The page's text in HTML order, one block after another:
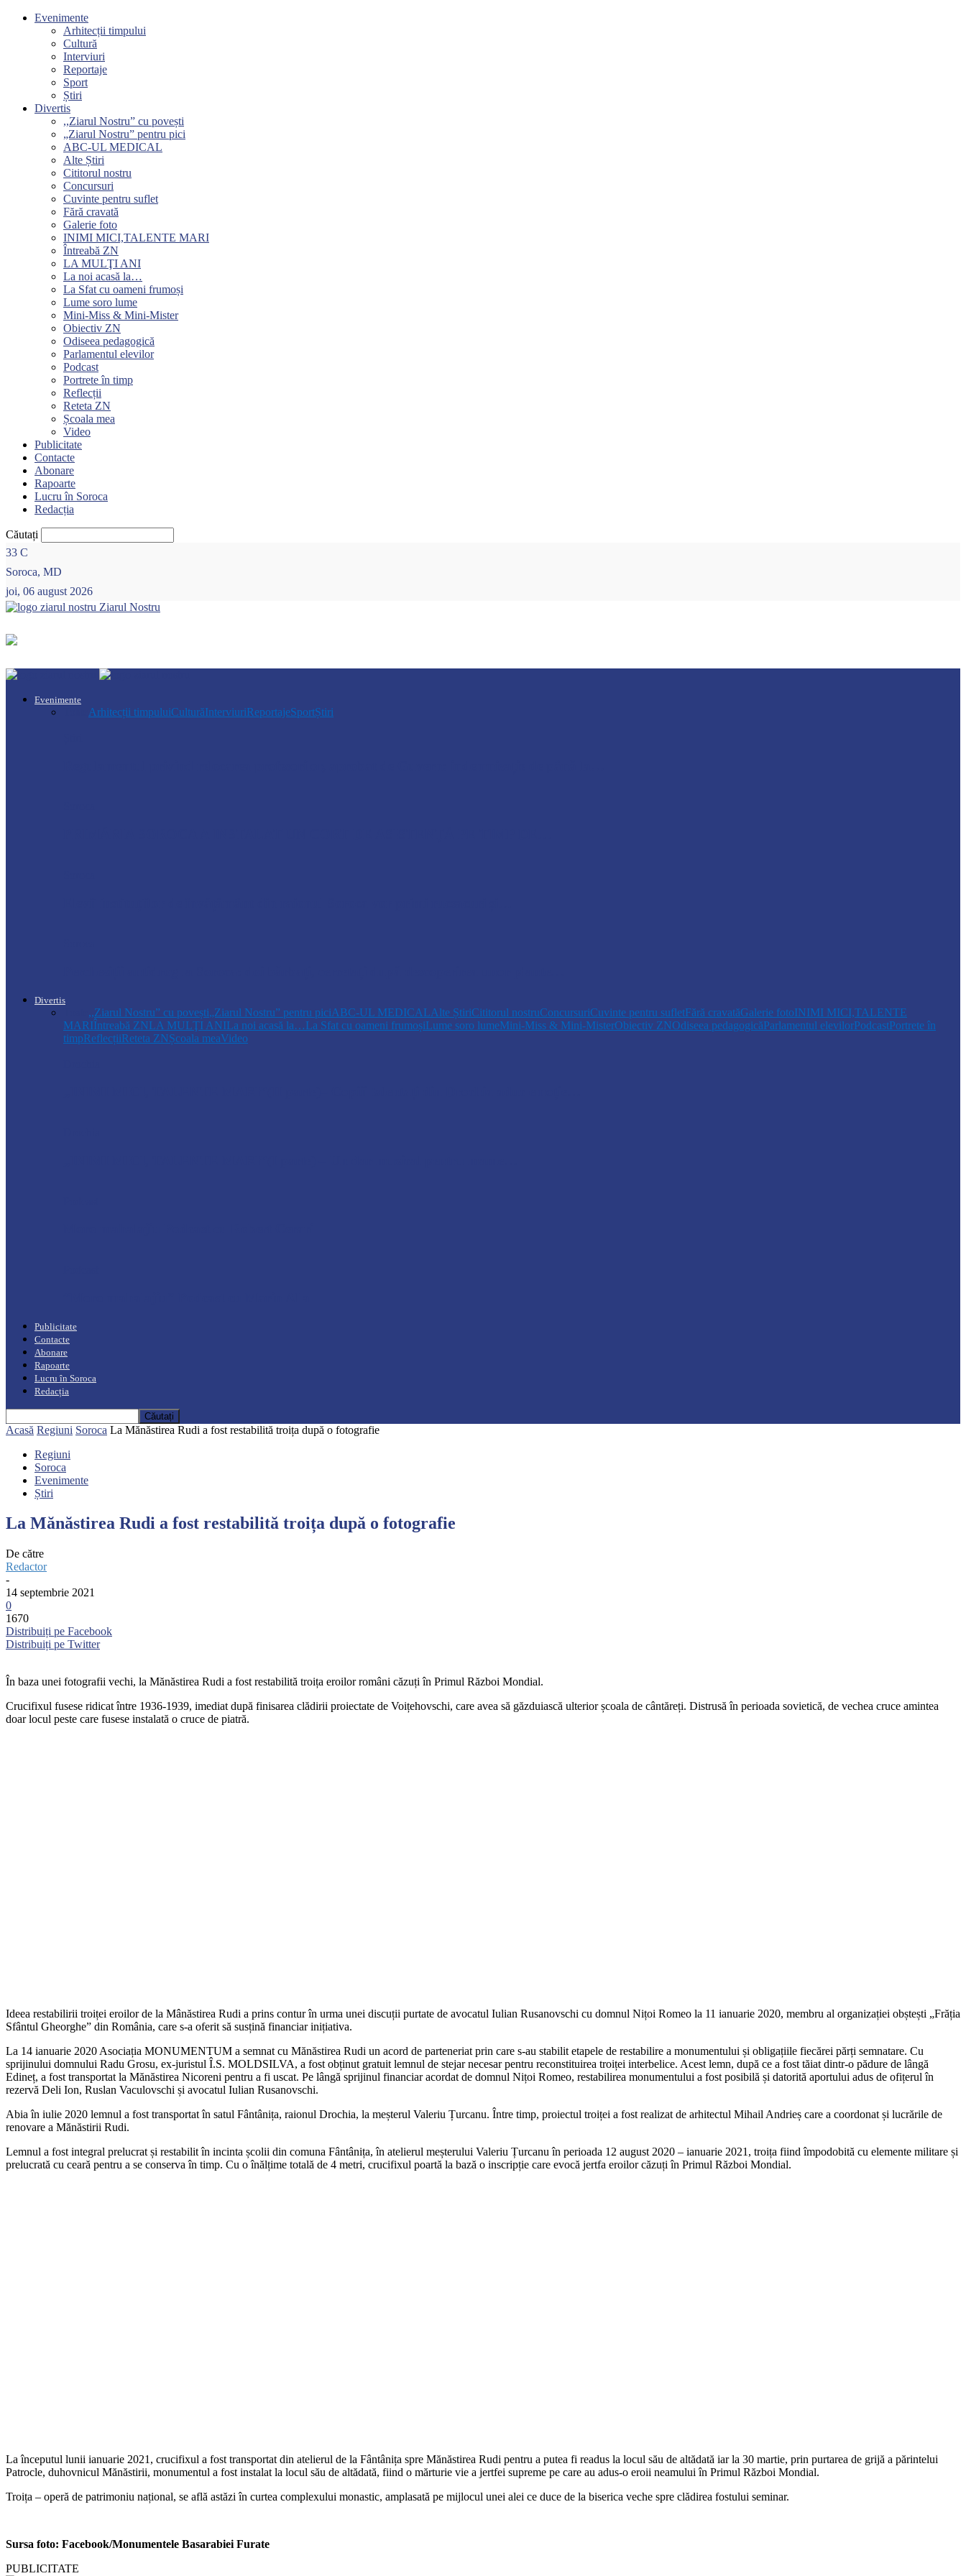
Evenimente
Arhitecții timpului
Cultură
Interviuri
Reportaje
Sport
Știri
Divertis
,,Ziarul Nostru” cu povești
„Ziarul Nostru” pentru pici
ABC-UL MEDICAL
Alte Știri
Cititorul nostru
Concursuri
Cuvinte pentru suflet
Fără cravată
Galerie foto
INIMI MICI,TALENTE MARI
Întreabă ZN
LA MULŢI ANI
La noi acasă la…
La Sfat cu oameni frumoși
Lume soro lume
Mini-Miss & Mini-Mister
Obiectiv ZN
Odiseea pedagogică
Parlamentul elevilor
Podcast
Portrete în timp
Reflecții
Reteta ZN
Școala mea
Video
Publicitate
Contacte
Abonare
Rapoarte
Lucru în Soroca
Redacția
Căutați
33 C
Soroca, MD
joi, 06 august 2026
Ziarul Nostru
Evenimente
Arhitecții timpuluiCulturăInterviuriReportajeSportȘtiri
Divertis
,,Ziarul Nostru” cu povești„Ziarul Nostru” pentru piciABC-UL MEDICALAlte ȘtiriCititorul nostruConcursuriCuvinte pentru sufletFără cravatăGalerie fotoINIMI MICI,TALENTE
MARIÎntreabă ZNLA MULŢI ANILa noi acasă la…La Sfat cu oameni frumoșiLume soro lumeMini-Miss & Mini-MisterObiectiv ZNOdiseea pedagogicăParlamentul elevilorPodcastPortrete în
timpReflecțiiReteta ZNȘcoala meaVideo
Publicitate
Contacte
Abonare
Rapoarte
Lucru în Soroca
Redacția
Acasă Regiuni Soroca La Mănăstirea Rudi a fost restabilită troița după o fotografie
Regiuni
Soroca
Evenimente
Știri
La Mănăstirea Rudi a fost restabilită troița după o fotografie
De către
Redactor
-
14 septembrie 2021
0
1670
Distribuiți pe Facebook
Distribuiți pe Twitter
În baza unei fotografii vechi, la Mănăstirea Rudi a fost restabilită troița eroilor români căzuți în Primul Război Mondial.
Crucifixul fusese ridicat între 1936-1939, imediat după finisarea clădirii proiectate de Voițehovschi, care avea să găzduiască ulterior școala de cântăreți. Distrusă în perioada sovietică, de vechea cruce amintea
doar locul peste care fusese instalată o cruce de piatră.
Ideea restabilirii troiței eroilor de la Mânăstirea Rudi a prins contur în urma unei discuții purtate de avocatul Iulian Rusanovschi cu domnul Nițoi Romeo la 11 ianuarie 2020, membru al organizației obștești „Frăția
Sfântul Gheorghe” din România, care s-a oferit să susțină financiar inițiativa.
La 14 ianuarie 2020 Asociația MONUMENTUM a semnat cu Mănăstirea Rudi un acord de parteneriat prin care s-au stabilit etapele de restabilire a monumentului și obligațiile fiecărei părți semnatare. Cu
sprijinului domnului Radu Grosu, ex-juristul Î.S. MOLDSILVA, a fost obținut gratuit lemnul de stejar necesar pentru reconstituirea troiței interbelice. Acest lemn, după ce a fost tăiat dintr-o pădure de lângă
Edineț, a fost transportat la Mănăstirea Nicoreni pentru a fi uscat. Pe lângă sprijinul financiar acordat de domnul Nițoi Romeo, restabilirea monumentului a fost posibilă și datorită aportului adus de ofițerul în
rezervă Deli Ion, Ruslan Vaculovschi și avocatul Iulian Rusanovschi.
Abia în iulie 2020 lemnul a fost transportat în satul Fântânița, raionul Drochia, la meșterul Valeriu Țurcanu. Între timp, proiectul troiței a fost realizat de arhitectul Mihail Andrieș care a coordonat și lucrările de
renovare a Mănăstirii Rudi.
Lemnul a fost integral prelucrat și restabilit în incinta școlii din comuna Fântânița, în atelierul meșterului Valeriu Țurcanu în perioada 12 august 2020 – ianuarie 2021, troița fiind împodobită cu elemente militare și
prelucrată cu ceară pentru a se conserva în timp. Cu o înălțime totală de 4 metri, crucifixul poartă la bază o inscripție care evocă jertfa eroilor căzuți în Primul Război Mondial.
La începutul lunii ianuarie 2021, crucifixul a fost transportat din atelierul de la Fântânița spre Mănăstirea Rudi pentru a putea fi readus la locul său de altădată iar la 30 martie, prin purtarea de grijă a părintelui
Patrocle, duhovnicul Mănăstirii, monumentul a fost instalat la locul său de altădată, fiind o mărturie vie a jertfei supreme pe care au adus-o eroii neamului în Primul Război Mondial.
Troița – operă de patrimoniu național, se află astăzi în curtea complexului monastic, amplasată pe mijlocul unei alei ce duce de la biserica veche spre clădirea fostului seminar.
Sursa foto: Facebook/Monumentele Basarabiei Furate
PUBLICITATE